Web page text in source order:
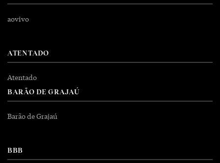
aovivo
ATENTADO
Atentado
BARÃO DE GRAJAÚ
Barão de Grajaú
BBB